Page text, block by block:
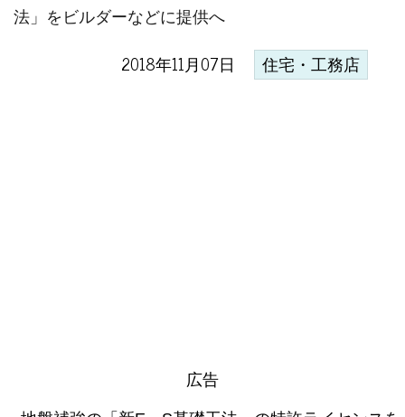
法」をビルダーなどに提供へ
2018年11月07日 住宅・工務店
広告